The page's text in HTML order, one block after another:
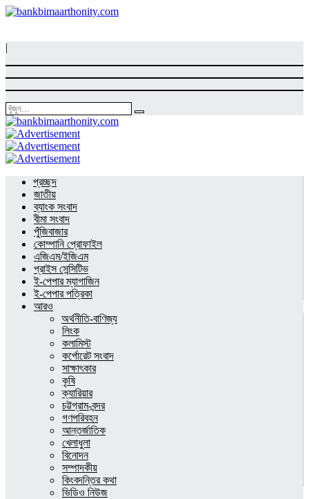
|
প্রচ্ছদ
জাতীয়
ব্যাংক সংবাদ
বীমা সংবাদ
পুঁজিবাজার
কোম্পানি প্রোফাইল
এজিএম/ইজিএম
প্রাইস সেন্সিটিভ
ই-পেপার ম্যাগাজিন
ই-পেপার পত্রিকা
আরও
অর্থনীতি-বাণিজ্য
লিংক
কলামিস্ট
কর্পোরেট সংবাদ
সাক্ষাৎকার
কৃষি
ক্যারিয়ার
চট্টগ্রাম-বন্দর
গণপরিবহন
আন্তর্জাতিক
খেলাধুলা
বিনোদন
সম্পাদকীয়
কিংবদন্তির কথা
ভিডিও নিউজ